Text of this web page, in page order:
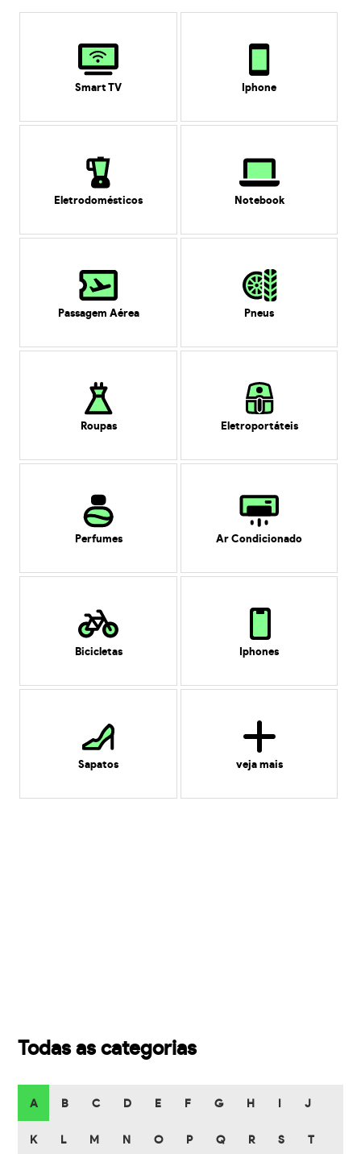
Smart TV Iphone
Eletrodomésticos Notebook
Passagem Aérea Pneus
Roupas Eletroportáteis
Perfumes Ar Condicionado
Bicicletas Iphones
Sapatos veja mais
Todas as categorias
A B C D E F G H J
K L M N O P Q R S T